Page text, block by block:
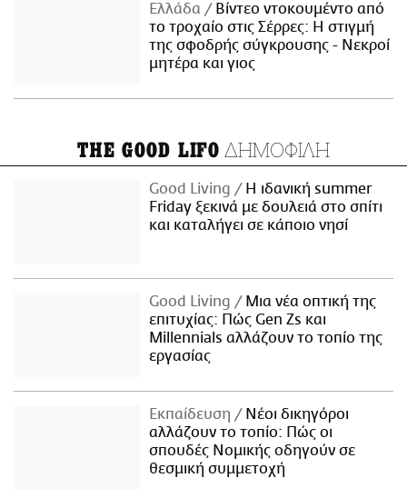
Ελλάδα
Βίντεο ντοκουμέντο από
το τροχαίο στις Σέρρες: Η στιγμή
της σφοδρής σύγκρουσης - Νεκροί
μητέρα και γιος
THE GOOD LIFO ΔΗΜΟΦΙΛΗ
Good Living
Η ιδανική summer
Friday ξεκινά με δουλειά στο σπίτι
και καταλήγει σε κάποιο νησί
Good Living
Μια νέα οπτική της
επιτυχίας: Πώς Gen Zs και
Millennials αλλάζουν το τοπίο της
εργασίας
Εκπαίδευση
Νέοι δικηγόροι
αλλάζουν το τοπίο: Πώς οι
σπουδές Νομικής οδηγούν σε
θεσμική συμμετοχή